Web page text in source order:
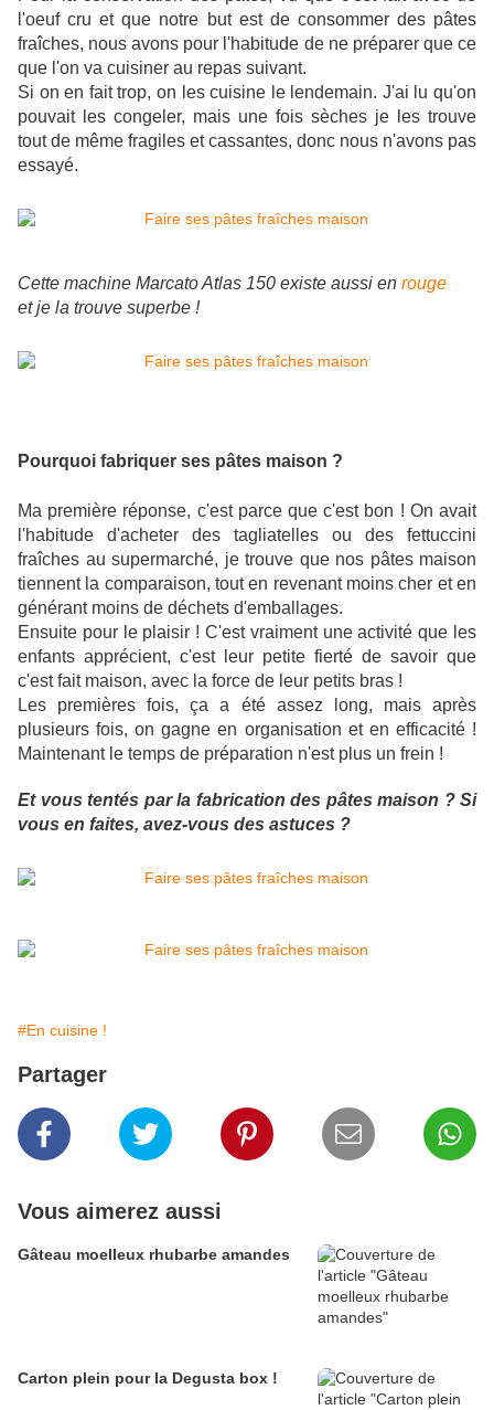
l'oeuf cru et que notre but est de consommer des pâtes
fraîches, nous avons pour l'habitude de ne préparer que ce
que l'on va cuisiner au repas suivant.
Si on en fait trop, on les cuisine le lendemain. J'ai lu qu'on
pouvait les congeler, mais une fois sèches je les trouve
tout de même fragiles et cassantes, donc nous n'avons pas
essayé.
Cette machine Marcato Atlas 150 existe aussi en rouge
et je la trouve superbe !
Pourquoi fabriquer ses pâtes maison ?
Ma première réponse, c'est parce que c'est bon ! On avait
l'habitude d'acheter des tagliatelles ou des fettuccini
fraîches au supermarché, je trouve que nos pâtes maison
tiennent la comparaison, tout en revenant moins cher et en
générant moins de déchets d'emballages.
Ensuite pour le plaisir ! C'est vraiment une activité que les
enfants apprécient, c'est leur petite fierté de savoir que
c'est fait maison, avec la force de leur petits bras !
Les premières fois, ça a été assez long, mais après
plusieurs fois, on gagne en organisation et en efficacité !
Maintenant le temps de préparation n'est plus un frein !
Et vous tentés par la fabrication des pâtes maison ? Si
vous en faites, avez-vous des astuces ?
#En cuisine !
Partager
Vous aimerez aussi
Gâteau moelleux rhubarbe amandes
Carton plein pour la Degusta box !